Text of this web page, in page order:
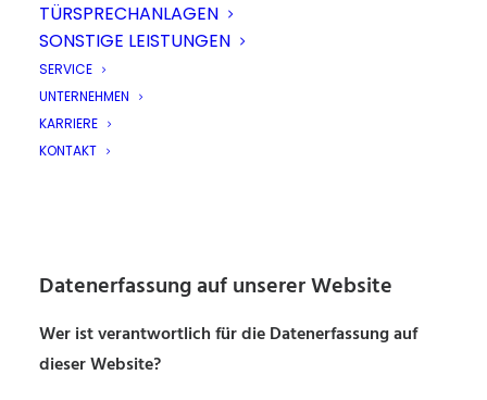
TÜRSPRECHANLAGEN
SONSTIGE LEISTUNGEN
SERVICE
UNTERNEHMEN
KARRIERE
KONTAKT
Die folgenden Hinweise geben einen einfachen
Überblick darüber, was mit Ihren personenbezogenen
Daten passiert, wenn Sie unsere Website besuchen.
Personenbezogene Daten sind alle Daten, mit denen
Sie persönlich identifiziert werden können.
Datenerfassung auf unserer Website
Wer ist verantwortlich für die Datenerfassung auf
dieser Website?